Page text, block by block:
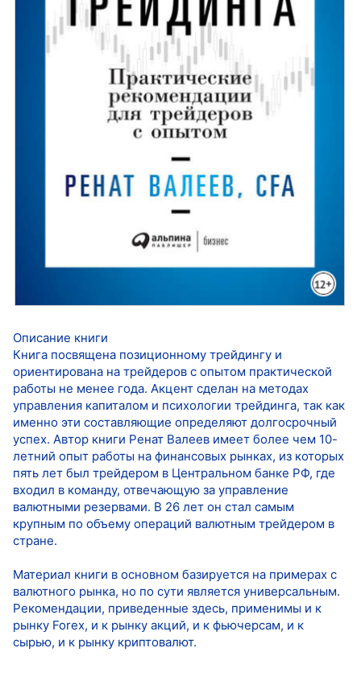
Описание книги
Книга посвящена позиционному трейдингу и
ориентирована на трейдеров с опытом практической
работы не менее года. Акцент сделан на методах
управления капиталом и психологии трейдинга, так как
именно эти составляющие определяют долгосрочный
успех. Автор книги Ренат Валеев имеет более чем 10-
летний опыт работы на финансовых рынках, из которых
пять лет был трейдером в Центральном банке РФ, где
входил в команду, отвечающую за управление
валютными резервами. В 26 лет он стал самым
крупным по объему операций валютным трейдером в
стране.
Материал книги в основном базируется на примерах с
валютного рынка, но по сути является универсальным.
Рекомендации, приведенные здесь, применимы и к
рынку Forex, и к рынку акций, и к фьючерсам, и к
сырью, и к рынку криптовалют.